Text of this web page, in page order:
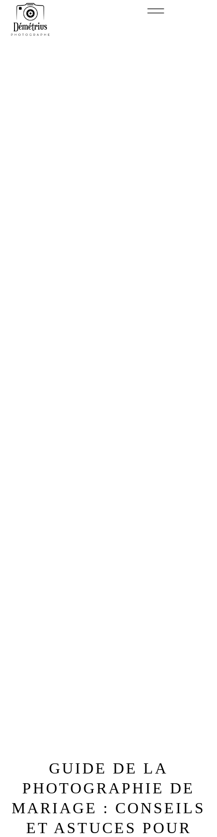
GUIDE DE LA
PHOTOGRAPHIE DE
MARIAGE : CONSEILS
ET ASTUCES POUR